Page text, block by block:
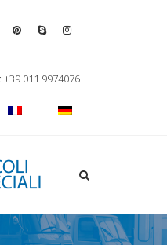
011 9974076
Apri la ricerca